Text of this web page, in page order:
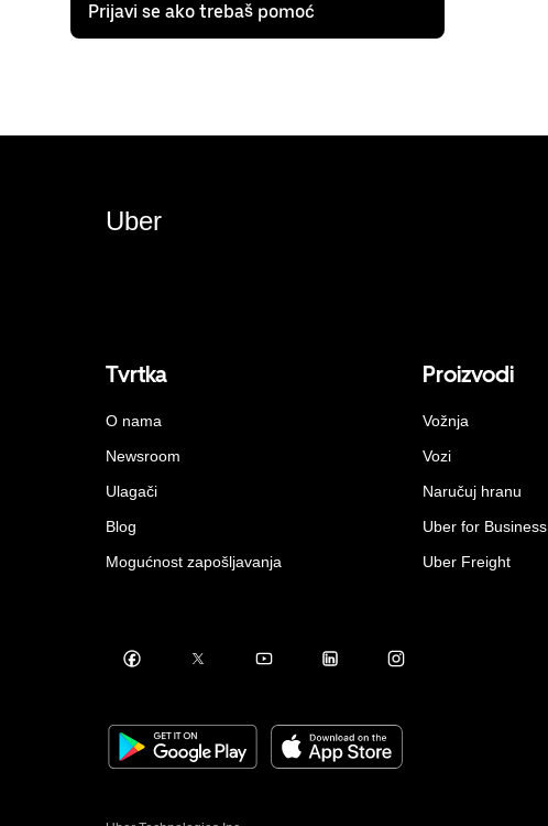
Prijavi se ako trebaš pomoć
Uber
Tvrtka
O nama
Newsroom
Ulagači
Blog
Mogućnost zapošljavanja
Proizvodi
Vožnja
Vozi
Naručuj hranu
Uber for Business
Uber Freight